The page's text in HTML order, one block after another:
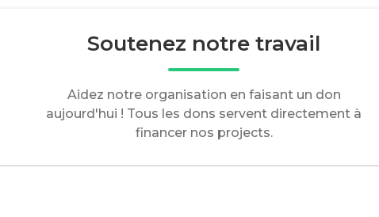
Soutenez notre travail
Aidez notre organisation en faisant un don
aujourd'hui ! Tous les dons servent directement à
financer nos projects.